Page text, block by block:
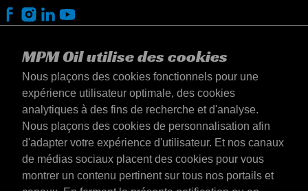
MPM Oil utilise des cookies
Nous plaçons des cookies fonctionnels pour une
expérience utilisateur optimale, des cookies
analytiques à des fins de recherche et d'analyse.
Nous plaçons des cookies de personnalisation afin
d'adapter votre expérience d'utilisateur. Et nos canaux
de médias sociaux placent des cookies pour vous
montrer un contenu pertinent sur tous nos portails et